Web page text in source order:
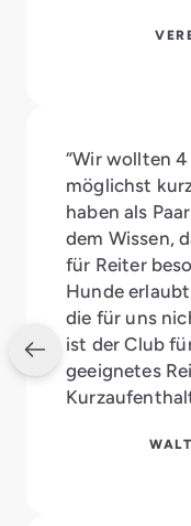
“Wir wollten
möglichst
haben als
dem Wissen,
für Reiter
Hunde
die für uns
ist der Club
geeignetes